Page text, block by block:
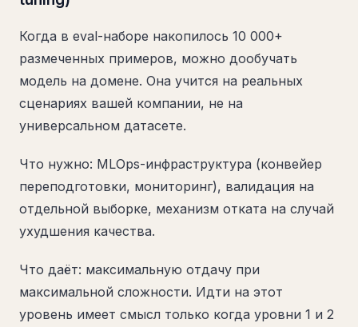
Когда в eval-наборе накопилось 10 000+
размеченных примеров, можно дообучать
модель на домене. Она учится на реальных
сценариях вашей компании, не на
универсальном датасете.
Что нужно: MLOps-инфраструктура (конвейер
переподготовки, мониторинг), валидация на
отдельной выборке, механизм отката на случай
ухудшения качества.
Что даёт: максимальную отдачу при
максимальной сложности. Идти на этот
уровень имеет смысл только когда уровни 1 и 2